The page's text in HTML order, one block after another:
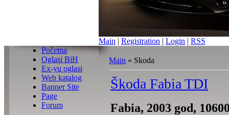
Main | Registration | Login | RSS
Početna
Oglasi BiH
Ex-yu oglasi
Web katalog
Banner Site
Page
Forum
Main » Skoda
Škoda Fabia TDI
Fabia, 2003 god,